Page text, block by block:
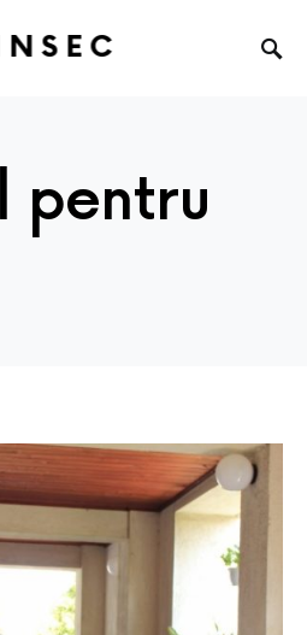
pentru